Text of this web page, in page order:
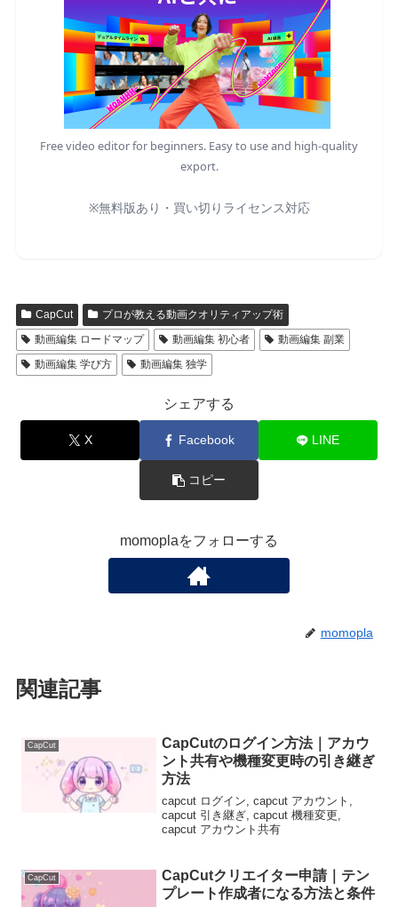
Free video editor for beginners. Easy to use and high-quality
export.
※無料版あり・買い切りライセンス対応
CapCut
プロが教える動画クオリティアップ術
動画編集 ロードマップ
動画編集 初心者
動画編集 副業
動画編集 学び方
動画編集 独学
シェアする
X Facebook LINE
コピー
momoplaをフォローする
momopla
関連記事
CapCut
CapCutのログイン方法｜アカウ
ント共有や機種変更時の引き継ぎ
方法
capcut ログイン, capcut アカウント,
capcut 引き継ぎ, capcut 機種変更,
capcut アカウント共有
CapCut
CapCutクリエイター申請｜テン
プレート作成者になる方法と条件